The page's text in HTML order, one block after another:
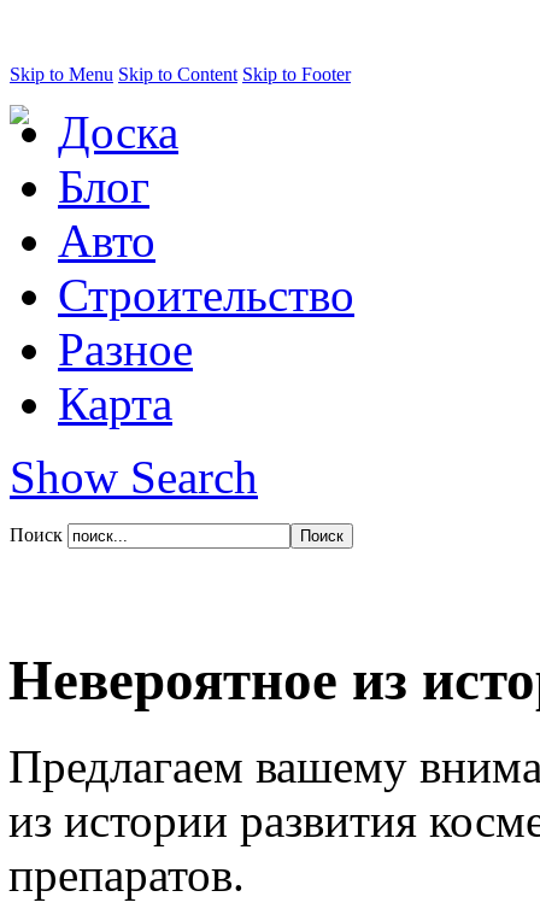
Skip to Menu Skip to Content Skip to Footer
Доска
Блог
Авто
Строительство
Разное
Карта
Show Search
Поиск
Невероятное из
Предлагаем вашему
из истории развития
препаратов.